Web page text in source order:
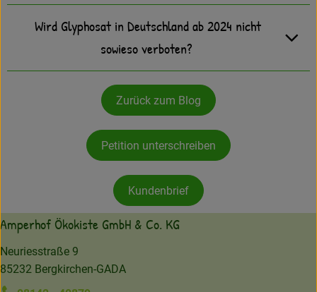
Wird Glyphosat in Deutschland ab 2024 nicht
sowieso verboten?
Zurück zum Blog
Petition unterschreiben
Kundenbrief
Amperhof Ökokiste GmbH & Co. KG
Neuriesstraße 9
85232 Bergkirchen-GADA